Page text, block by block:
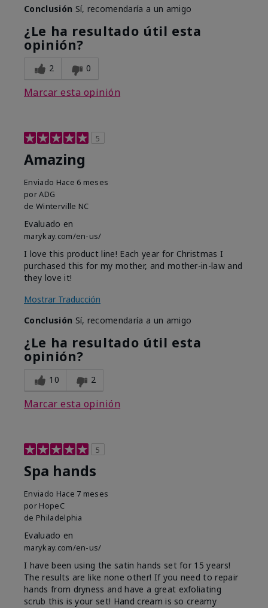
Conclusión Sí, recomendaría a un amigo
¿Le ha resultado útil esta
opinión?
2 0
Marcar esta opinión
5
Amazing
Enviado Hace 6 meses
porADG
de Winterville NC
Evaluado en
marykay.com/en-us/
I love this product line! Each year for Christmas I
purchased this for my mother, and mother-in-law and
they love it!
Mostrar Traducción
Conclusión Sí, recomendaría a un amigo
¿Le ha resultado útil esta
opinión?
10 2
Marcar esta opinión
5
Spa hands
Enviado Hace 7 meses
por HopeC
de Philadelphia
Evaluado en
marykay.com/en-us/
I have been using the satin hands set for 15 years!
The results are like none other! If you need to repair
hands from dryness and have a great exfoliating
scrub this is your set! Hand cream is so creamy